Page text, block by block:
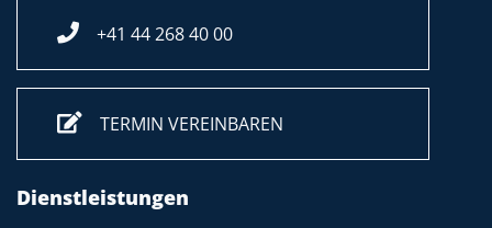
+41 44 268 40 00
TERMIN VEREINBAREN
Dienstleistungen